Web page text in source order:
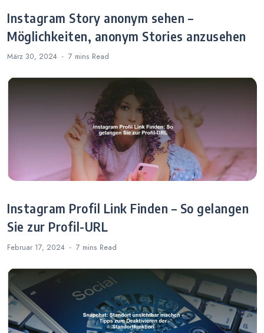
Instagram Story anonym sehen –
Möglichkeiten, anonym Stories anzusehen
März 30, 2024 7 mins Read
Instagram Profil Link Finden – So gelangen
Sie zur Profil-URL
Februar 17, 2024 7 mins Read